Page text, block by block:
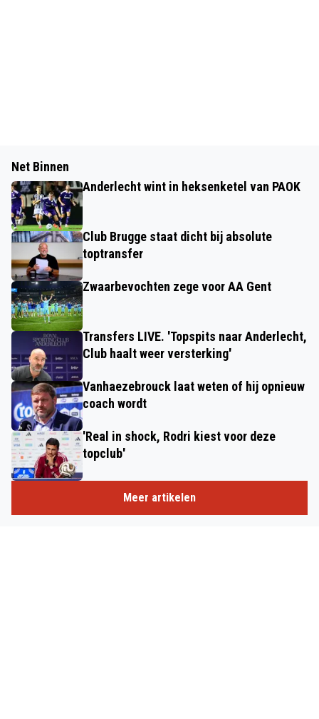
Net Binnen
Anderlecht wint in heksenketel van PAOK
Club Brugge staat dicht bij absolute
toptransfer
Zwaarbevochten zege voor AA Gent
Transfers LIVE. 'Topspits naar Anderlecht,
Club haalt weer versterking'
Vanhaezebrouck laat weten of hij opnieuw
coach wordt
'Real in shock, Rodri kiest voor deze
topclub'
Meer artikelen